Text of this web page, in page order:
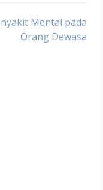
Mental pada
Orang Dewasa